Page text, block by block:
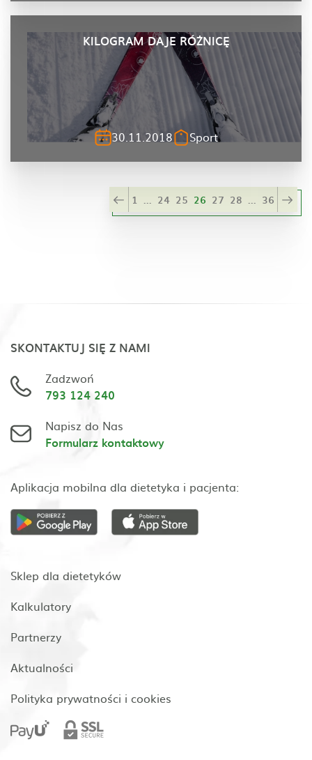
KILOGRAM DAJE RÓŻNICĘ
30.11.2018 Sport
1 ... 24 25 26 27 28 ... 36
SKONTAKTUJ SIĘ Z NAMI
Zadzwoń
793 124 240
Napisz do Nas
Formularz kontaktowy
Aplikacja mobilna dla dietetyka i pacjenta:
Sklep dla dietetyków
Kalkulatory
Partnerzy
Aktualności
Polityka prywatności i cookies